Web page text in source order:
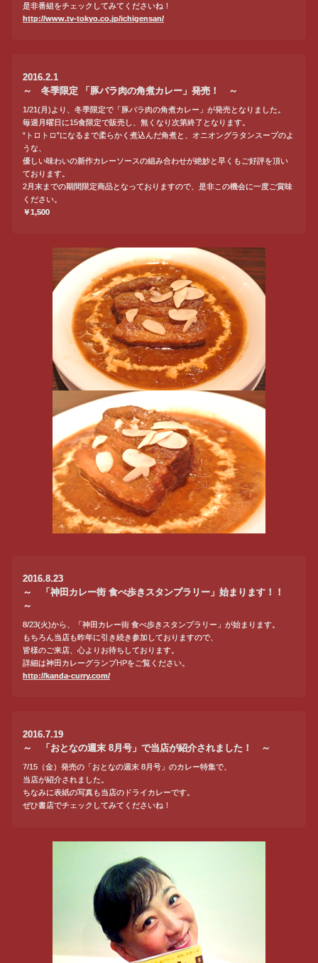
是非番組をチェックしてみてくださいね！
http://www.tv-tokyo.co.jp/ichigensan/
2016.2.1
～ 冬季限定 「豚バラ肉の角煮カレー」発売！ ～
1/21(月)より、冬季限定で「豚バラ肉の角煮カレー」が発売となりました。
毎週月曜日に15食限定で販売し、無くなり次第終了となります。
“トロトロ”になるまで柔らかく煮込んだ角煮と、オニオングラタンスープのよ
うな、
優しい味わいの新作カレーソースの組み合わせが絶妙と早くもご好評を頂い
ております。
2月末までの期間限定商品となっておりますので、是非この機会に一度ご賞味
ください。
￥1,500
2016.8.23
～ 「神田カレー街 食べ歩きスタンプラリー」始まります！！
～
8/23(火)から、「神田カレー街 食べ歩きスタンプラリー」が始まります。
もちろん当店も昨年に引き続き参加しておりますので、
皆様のご来店、心よりお待ちしております。
詳細は神田カレーグランプHPをご覧ください。
http://kanda-curry.com/
2016.7.19
～ 「おとなの週末 8月号」で当店が紹介されました！ ～
7/15（金）発売の「おとなの週末 8月号」のカレー特集で、
当店が紹介されました。
ちなみに表紙の写真も当店のドライカレーです。
ぜひ書店でチェックしてみてくださいね！